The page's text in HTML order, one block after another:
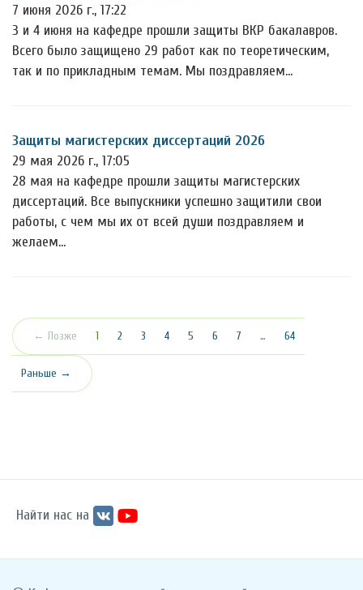
7 июня 2026 г., 17:22
3 и 4 июня на кафедре прошли защиты ВКР бакалавров.
Всего было защищено 29 работ как по теоретическим,
так и по прикладным темам. Мы поздравляем…
Защиты магистерских диссертаций 2026
29 мая 2026 г., 17:05
28 мая на кафедре прошли защиты магистерских
диссертаций. Все выпускники успешно защитили свои
работы, с чем мы их от всей души поздравляем и
желаем…
← Позже 1 (текущая)
2 3 4 5 6 7 … 64
Раньше →
Найти нас на